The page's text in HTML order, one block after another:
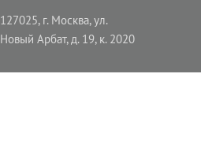
127025, г. Москва, ул.
Новый Арбат, д. 19, к. 2020